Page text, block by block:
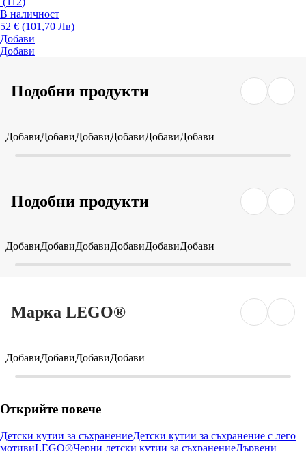
В наличност
52 € (101,70 Лв)
Добави
Добави
Подобни продукти
ДобавиДобавиДобавиДобавиДобавиДобави
Подобни продукти
ДобавиДобавиДобавиДобавиДобавиДобави
Марка LEGO®
ДобавиДобавиДобавиДобави
Открийте повече
Детски кутии за съхранениеДетски кутии за съхранение с лего
мотивиLEGO®Черни детски кутии за съхранениеДървени